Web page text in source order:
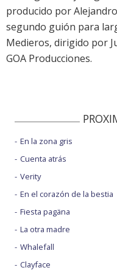
producido por
segundo guión para
Medieros, dirigido por
GOA Producciones.
En la zona gris
Cuenta atrás
Verity
En el corazón de la bestia
Fiesta pagäna
La otra madre
Whalefall
Clayface